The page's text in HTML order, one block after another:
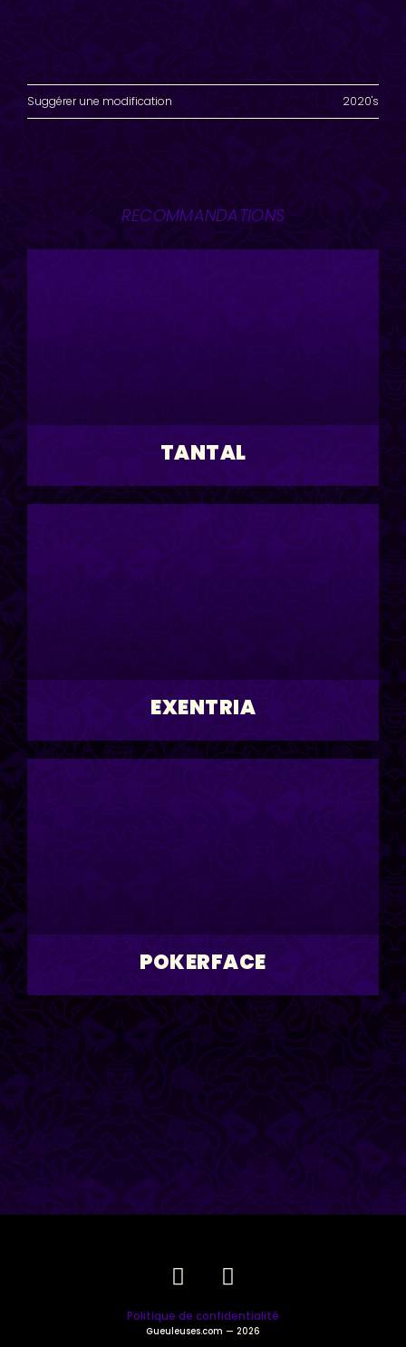
Suggérer une modification 2020's
RECOMMANDATIONS
TANTAL
EXENTRIA
POKERFACE
Politique de confidentialité
Gueuleuses.com — 2026